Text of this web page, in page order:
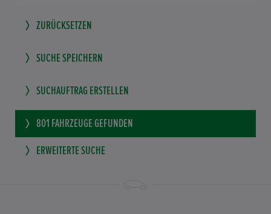
ZURÜCKSETZEN
SUCHE SPEICHERN
SUCHAUFTRAG ERSTELLEN
801 FAHRZEUGE GEFUNDEN
ERWEITERTE SUCHE